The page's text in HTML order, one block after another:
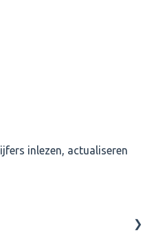
inlezen, actualiseren